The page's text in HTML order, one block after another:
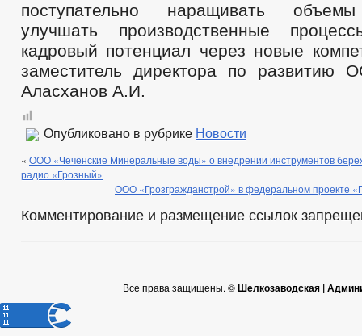
поступательно наращивать объемы
улучшать производственные
кадровый потенциал через новые
заместитель директора по развитию
Аласханов А.И.
Опубликовано в рубрике Новости
« ООО «Чеченские Минеральные воды» о внедрении инструментов
радио «Грозный»
ООО «Грозгражданстрой» в федеральном проекте
Комментирование и размещение ссылок
Все права защищены. ©Шелкозаводская |